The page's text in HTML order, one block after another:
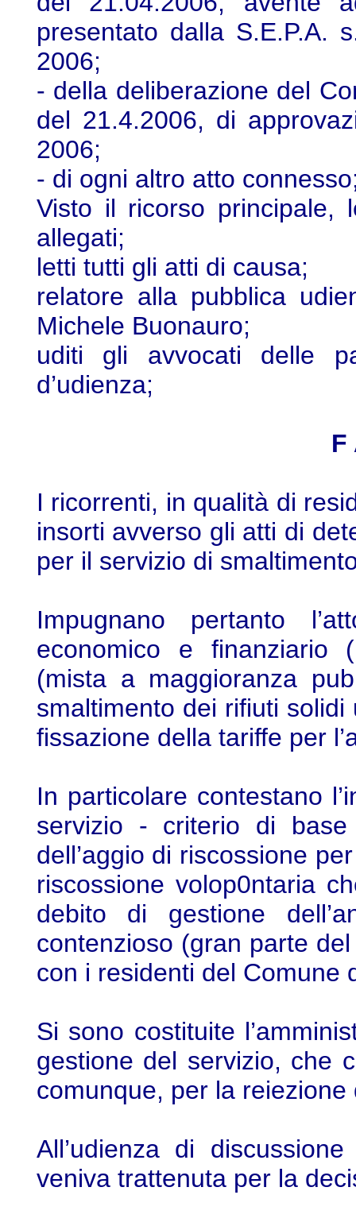
presentato dalla S.E.P.A.
2006;
- della deliberazione del
del 21.4.2006, di
2006;
- di ogni altro atto
Visto il ricorso principale,
allegati;
letti tutti gli atti di causa;
relatore alla pubblica
Michele Buonauro;
uditi gli avvocati delle
d’udienza;
F
I ricorrenti, in qualità di
insorti avverso gli atti di
per il servizio di
Impugnano pertanto
economico e finanziario
(mista a maggioranza
smaltimento dei rifiuti
fissazione della tariffe per
In particolare contestano
servizio - criterio di
dell’aggio di riscossione
riscossione volop0ntaria
debito di gestione
contenzioso (gran parte
con i residenti del Comune
Si sono costituite
gestione del servizio, che
comunque, per la reiezione
All’udienza di
veniva trattenuta per la